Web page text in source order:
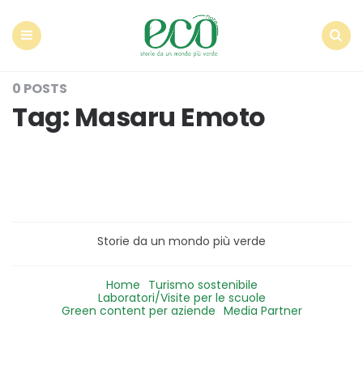
0 POSTS
Tag: Masaru Emoto
Storie da un mondo più verde
Home Turismo sostenibile
Laboratori/Visite per le scuole
Green content per aziende Media Partner